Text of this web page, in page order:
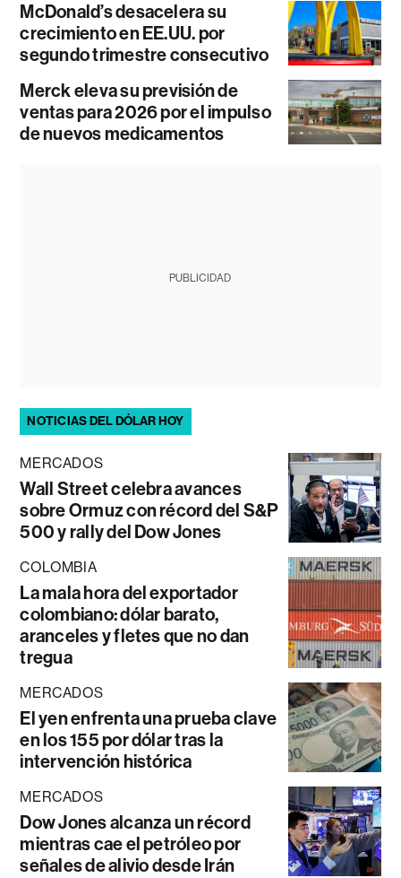
McDonald’s desacelera su
crecimiento en EE.UU. por
segundo trimestre consecutivo
Merck eleva su previsión de
ventas para 2026 por el impulso
de nuevos medicamentos
PUBLICIDAD
NOTICIAS DEL DÓLAR HOY
MERCADOS
Wall Street celebra avances
sobre Ormuz con récord del S&P
500 y rally del Dow Jones
COLOMBIA
La mala hora del exportador
colombiano: dólar barato,
aranceles y fletes que no dan
tregua
MERCADOS
El yen enfrenta una prueba clave
en los 155 por dólar tras la
intervención histórica
MERCADOS
Dow Jones alcanza un récord
mientras cae el petróleo por
señales de alivio desde Irán